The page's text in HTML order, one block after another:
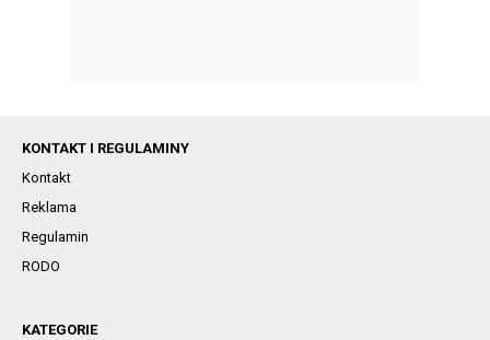
KONTAKT I REGULAMINY
Kontakt
Reklama
Regulamin
RODO
KATEGORIE